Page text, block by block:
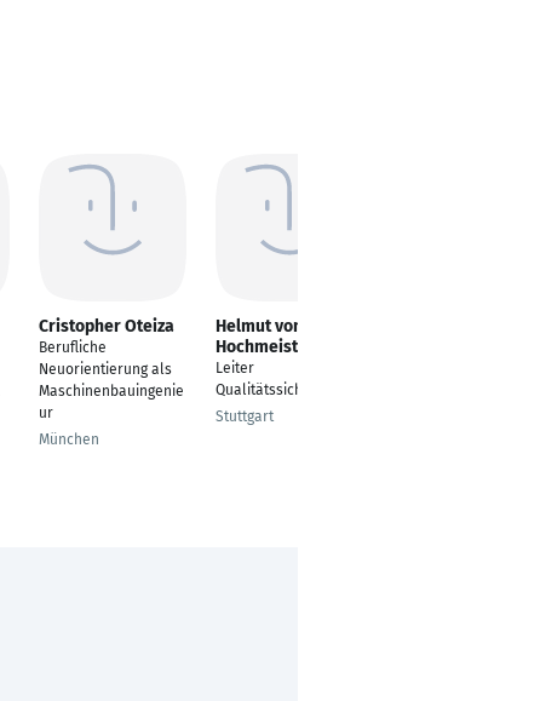
Cristopher Oteiza
Berufliche
Neuorientierung als
Maschinenbauingenie
ur
München
Helmut von
Hochmeister
Leiter
Qualitätssicherung
Stuttgart